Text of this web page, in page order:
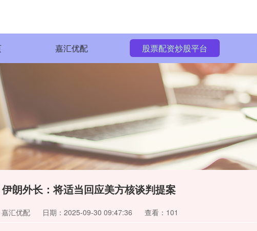
嘉汇优配 股票配资炒股平台
朗外长：将适当回应美方核谈判提案
汇优配 日期：2025-09-30 09:47:36 查看：101